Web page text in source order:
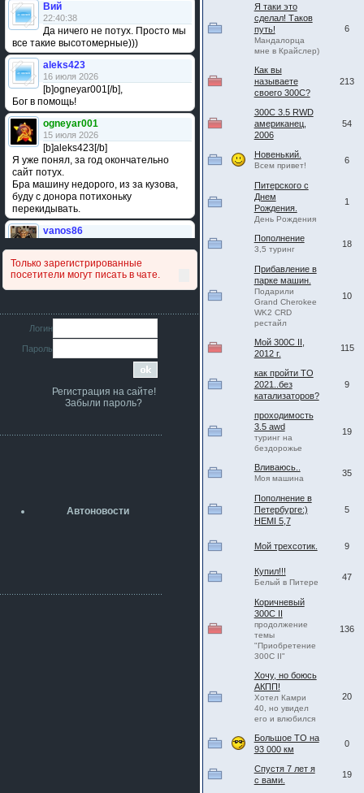
Вий
22:40:38
Да ничего не потух. Просто мы
все такие высотомерные)))
aleks423
16 июля 2026
[b]ogneyar001[/b],
Бог в помощь!
ogneyar001
15 июля 2026
[b]aleks423[/b]
Я уже понял, за год окончательно
сайт потух.
Бра машину недорого, из за кузова,
буду с донора потихоньку
перекидывать.
vanos86
сравнивал подушку акпп бензиновой и
дизельной машины намера
4578063AG и 4578061AG? По фото
iMrCoffeeBLR4
11 июля 2026
[b]era124[/b],
Ага понял буду знать спасибо
era124
7 июля 2026
разболтовка 5х114.3 спокойно
А здесь уже кладбищенская тишина...
Только зарегистрированные
посетители могут писать в чате.
Логин
Пароль
Регистрация на сайте!
Забыли пароль?
Автоновости
Я таки это
сделал! Таков
путь!
Мандалорца
мне в Крайслер)
6
Как вы
называете
своего 300С?
213
300C 3.5 RWD
американец,
2006
54
Новенький.
Всем привет!
6
Питерского с
Днем
Рождения.
День Рождения
1
Пополнение
3,5 туринг
18
Прибавление в
парке машин.
Подарили
Grand Cherokee
WK2 CRD
рестайл
10
Мой 300С II,
2012 г.
115
как пройти ТО
2021..без
катализаторов?
9
проходимость
3.5 awd
туринг на
бездорожье
19
Вливаюсь..
Моя машина
35
Пополнение в
Петербурге:)
HEMI 5,7
5
Мой трехсотик. 9
Купил!!!
Белый в Питере
47
Коричневый
300С II
продолжение
темы
"Приобретение
300С II"
136
Хочу, но боюсь
АКПП!
Хотел Камри
40, но увидел
его и влюбился
20
Большое ТО на
93 000 км
0
Спустя 7 лет я
с вами.
19